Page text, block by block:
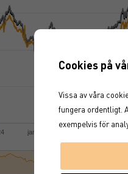
jan '25
Cookies på
Vissa av våra
fungera ordentligt.
exempelvis för